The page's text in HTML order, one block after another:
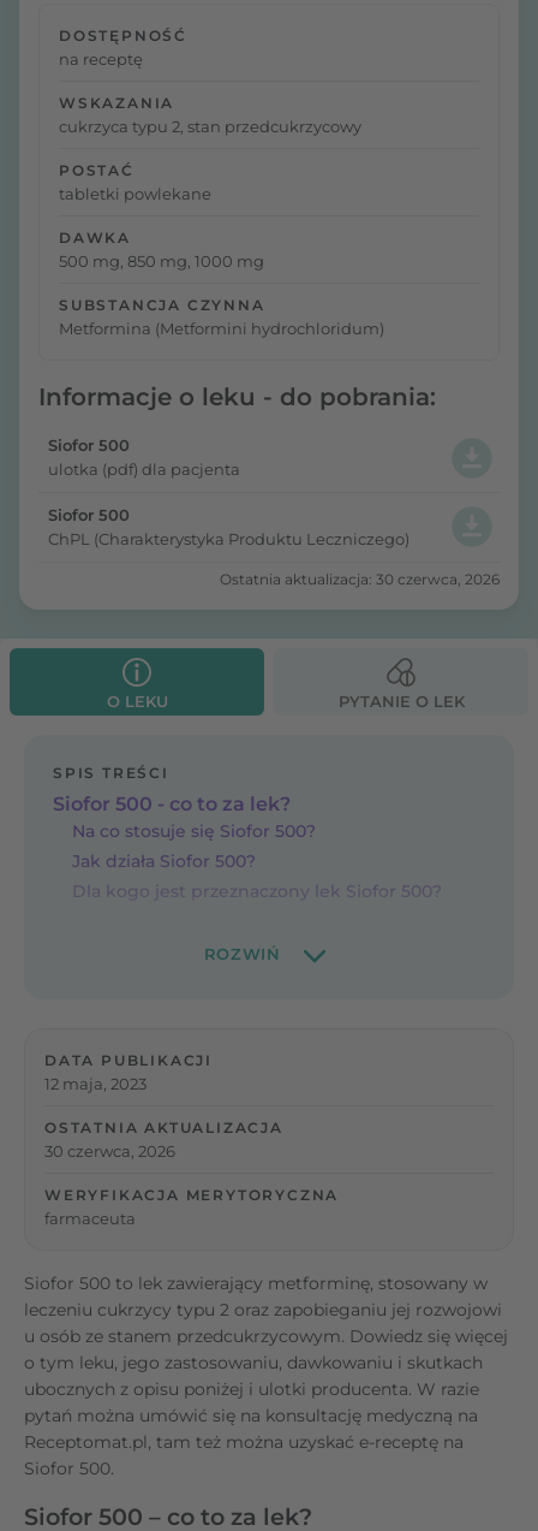
DOSTĘPNOŚĆ
na receptę
WSKAZANIA
cukrzyca typu 2, stan przedcukrzycowy
POSTAĆ
tabletki powlekane
DAWKA
500 mg, 850 mg, 1000 mg
SUBSTANCJA CZYNNA
Metformina (Metformini hydrochloridum)
Informacje o leku - do pobrania:
Siofor 500
ulotka (pdf) dla pacjenta
Siofor 500
ChPL (Charakterystyka Produktu Leczniczego)
Ostatnia aktualizacja: 30 czerwca, 2026
O LEKU PYTANIE O LEK
SPIS TREŚCI
Siofor 500 - co to za lek?
Na co stosuje się Siofor 500?
Jak działa Siofor 500?
Dla kogo jest przeznaczony lek Siofor 500?
DATA PUBLIKACJI
12 maja, 2023
OSTATNIA AKTUALIZACJA
30 czerwca, 2026
WERYFIKACJA MERYTORYCZNA
farmaceuta
Siofor 500 to lek zawierający metforminę, stosowany w
leczeniu cukrzycy typu 2 oraz zapobieganiu jej rozwojowi
u osób ze stanem przedcukrzycowym. Dowiedz się więcej
o tym leku, jego zastosowaniu, dawkowaniu i skutkach
ubocznych z opisu poniżej i ulotki producenta. W razie
pytań można umówić się na konsultację medyczną na
Receptomat.pl, tam też można uzyskać e-receptę na
Siofor 500.
Siofor 500 – co to za lek?